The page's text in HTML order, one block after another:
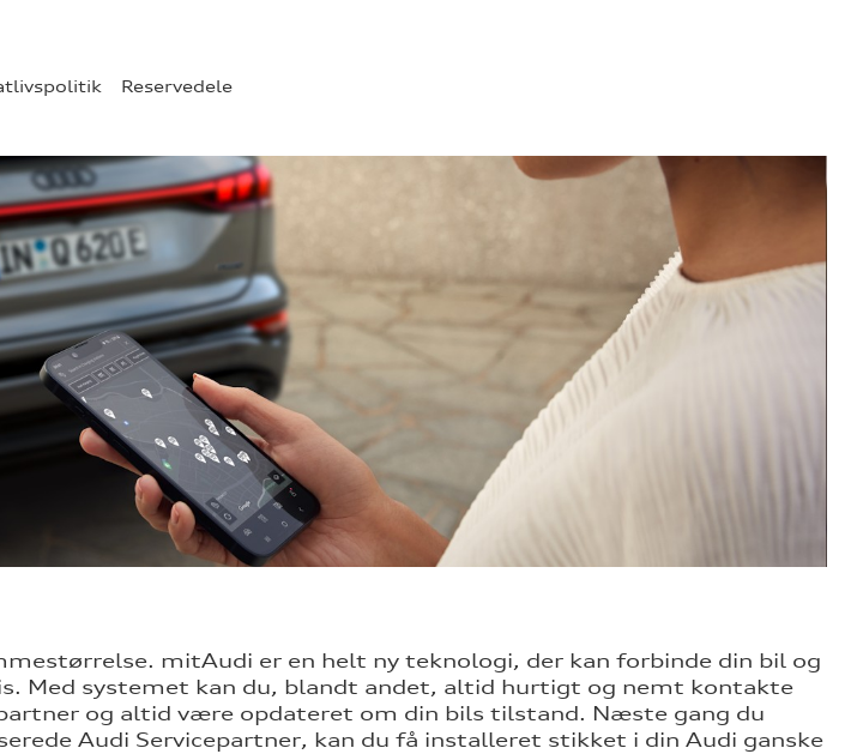
Reservedele
mitAudi er en helt ny teknologi, der kan forbinde din bil og
Med systemet kan du, blandt andet, altid hurtigt og nemt kontakte
og altid være opdateret om din bils tilstand. Næste gang du
Audi Servicepartner, kan du få installeret stikket i din Audi ganske